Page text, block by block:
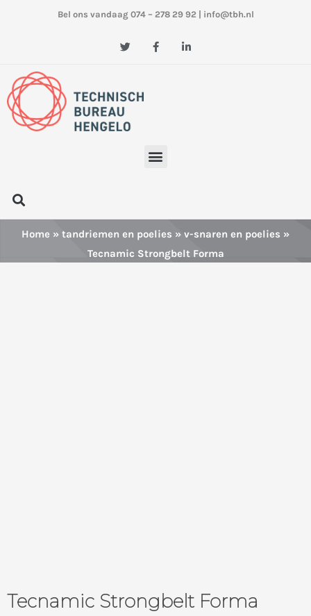
Bel ons vandaag 074 – 278 29 92 info@tbh.nl
T
w
e
r
F
a i
Menu
Zoeken
Home » tandriemen en poelies » v-snaren en poelies »
Tecnamic Strongbelt Forma
Tecnamic Strongbelt Forma